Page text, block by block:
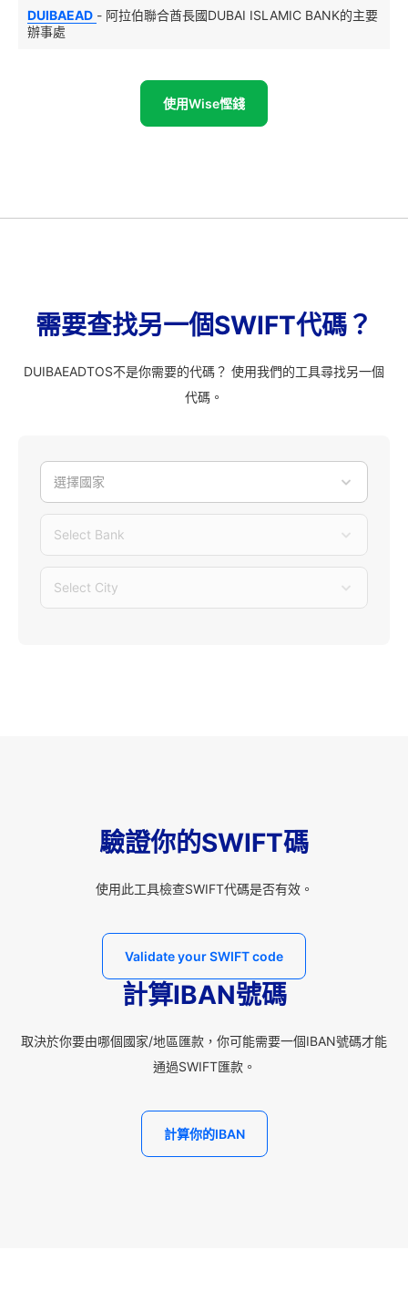
DUIBAEAD - 阿拉伯聯合酋長國DUBAI ISLAMIC BANK的主要
辦事處
使用Wise慳錢
需要查找另一個SWIFT代碼？
DUIBAEADTOS不是你需要的代碼？ 使用我們的工具尋找另一個
代碼。
選擇國家
Select Bank
Select City
驗證你的SWIFT碼
使用此工具檢查SWIFT代碼是否有效。
Validate your SWIFT code
計算IBAN號碼
取決於你要由哪個國家/地區匯款，你可能需要一個IBAN號碼才能
通過SWIFT匯款。
計算你的IBAN